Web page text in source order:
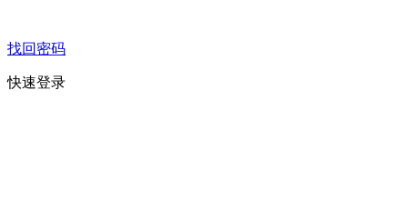
找回密码
快速登录